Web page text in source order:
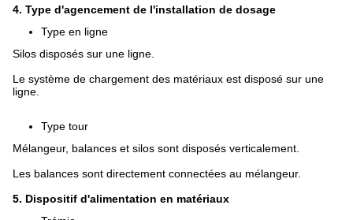
4. Type d'agencement de l'installation de dosage
Type en ligne
Silos disposés sur une ligne.
Le système de chargement des matériaux est disposé sur une
ligne.
Type tour
Mélangeur, balances et silos sont disposés verticalement.
Les balances sont directement connectées au mélangeur.
5. Dispositif d'alimentation en matériaux